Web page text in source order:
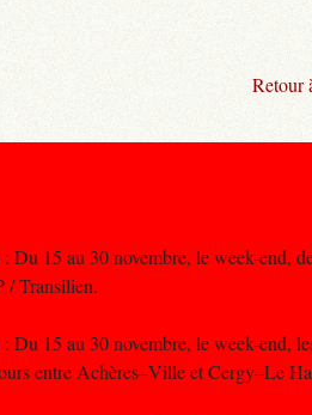
Retour
: Du 15 au 30 novembre, le week-end,
Transilien.
: Du 15 au 30 novembre, le week-end,
entre Achères–Ville et Cergy–Le